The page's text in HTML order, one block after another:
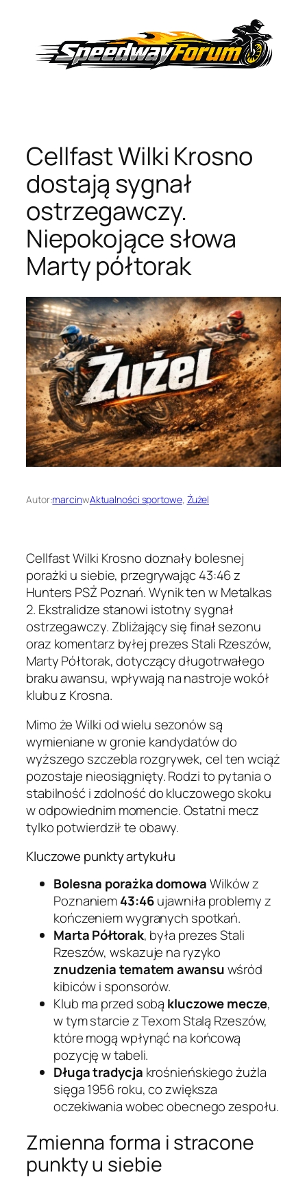
Cellfast Wilki Krosno
dostają sygnał
ostrzegawczy.
Niepokojące słowa
Marty półtorak
Autor:marcinwAktualności sportowe, Żużel
Cellfast Wilki Krosno doznały bolesnej
porażki u siebie, przegrywając 43:46 z
Hunters PSŻ Poznań. Wynik ten w Metalkas
2. Ekstralidze stanowi istotny sygnał
ostrzegawczy. Zbliżający się finał sezonu
oraz komentarz byłej prezes Stali Rzeszów,
Marty Półtorak, dotyczący długotrwałego
braku awansu, wpływają na nastroje wokół
klubu z Krosna.
Mimo że Wilki od wielu sezonów są
wymieniane w gronie kandydatów do
wyższego szczebla rozgrywek, cel ten wciąż
pozostaje nieosiągnięty. Rodzi to pytania o
stabilność i zdolność do kluczowego skoku
w odpowiednim momencie. Ostatni mecz
tylko potwierdził te obawy.
Kluczowe punkty artykułu
Bolesna porażka domowaWilków z
Poznaniem43:46ujawniła problemy z
kończeniem wygranych spotkań.
Marta Półtorak, była prezes Stali
Rzeszów, wskazuje na ryzyko
znudzenia tematem awansuwśród
kibiców i sponsorów.
Klub ma przed sobą kluczowe mecze,
w tym starcie z Texom Stalą Rzeszów,
które mogą wpłynąć na końcową
pozycję w tabeli.
Długa tradycja krośnieńskiego żużla
sięga 1956 roku, co zwiększa
oczekiwania wobec obecnego zespołu.
Zmienna forma i stracone
punkty u siebie